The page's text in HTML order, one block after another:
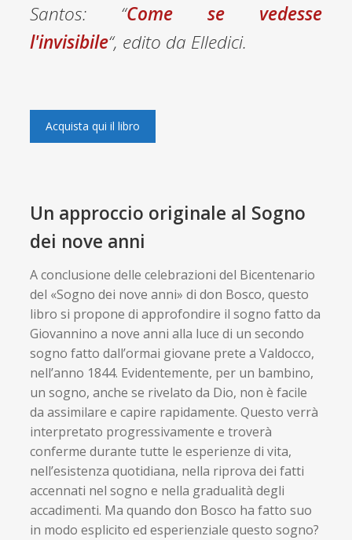
Santos: “Come se vedesse
l'invisibile“, edito da Elledici.
Acquista qui il libro
Un approccio originale al Sogno
dei nove anni
A conclusione delle celebrazioni del Bicentenario
del «Sogno dei nove anni» di don Bosco, questo
libro si propone di approfondire il sogno fatto da
Giovannino a nove anni alla luce di un secondo
sogno fatto dall’ormai giovane prete a Valdocco,
nell’anno 1844. Evidentemente, per un bambino,
un sogno, anche se rivelato da Dio, non è facile
da assimilare e capire rapidamente. Questo verrà
interpretato progressivamente e troverà
conferme durante tutte le esperienze di vita,
nell’esistenza quotidiana, nella riprova dei fatti
accennati nel sogno e nella gradualità degli
accadimenti. Ma quando don Bosco ha fatto suo
in modo esplicito ed esperienziale questo sogno?